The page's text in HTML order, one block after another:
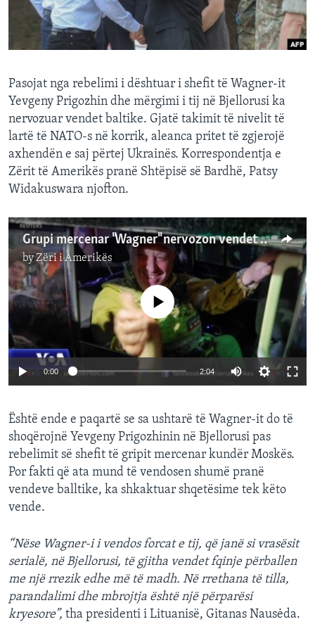
INTERVISTA
DITARI
Pasojat nga rebelimi i dështuar i shefit të Wagner-it
Yevgeny Prigozhin dhe mërgimi i tij në Bjellorusi ka
nervozuar vendet baltike. Gjatë takimit të nivelit të
lartë të NATO-s në korrik, aleanca pritet të zgjerojë
axhendën e saj përtej Ukrainës. Korrespondentja e
Zërit të Amerikës pranë Shtëpisë së Bardhë, Patsy
Widakuswara njofton.
Grupi mercenar "Wagner" nervozon vendet baltike
byZëri i Amerikës
No media source currently available
0:00 2:04
Është ende e paqartë se sa ushtarë të Wagner-it do të
shoqërojnë Yevgeny Prigozhinin në Bjellorusi pas
rebelimit së shefit të gripit mercenar kundër Moskës.
Por fakti që ata mund të vendosen shumë pranë
vendeve balltike, ka shkaktuar shqetësime tek këto
vende.
“Nëse Wagner-i i vendos forcat e tij, që janë si vrasësit
serialë, në Bjellorusi, të gjitha vendet fqinje përballen
me një rrezik edhe më të madh. Në rrethana të tilla,
parandalimi dhe mbrojtja është një përparësi
kryesore”, tha presidenti i Lituanisë, Gitanas Nausėda.